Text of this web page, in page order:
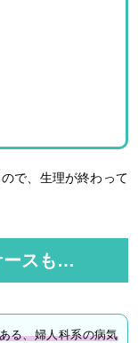
で、生理が終わって
ースも…
る、婦人科系の病気